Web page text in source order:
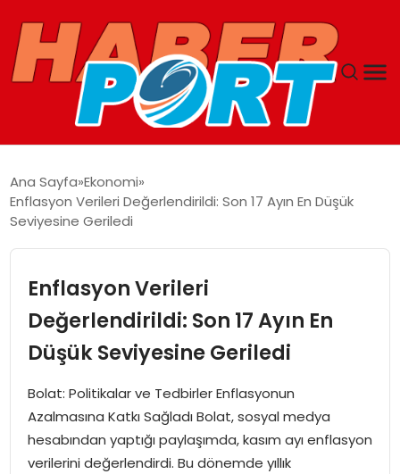
GUNCEL
SPOR
MAGAZIN
SPOR
Ana Sayfa Ekonomi
Enflasyon Verileri Değerlendirildi: Son 17 Ayın En Düşük
Seviyesine Geriledi
Enflasyon Verileri
Değerlendirildi: Son 17 Ayın En
Düşük Seviyesine Geriledi
Bolat: Politikalar ve Tedbirler Enflasyonun
Azalmasına Katkı Sağladı Bolat, sosyal medya
hesabından yaptığı paylaşımda, kasım ayı enflasyon
verilerini değerlendirdi. Bu dönemde yıllık